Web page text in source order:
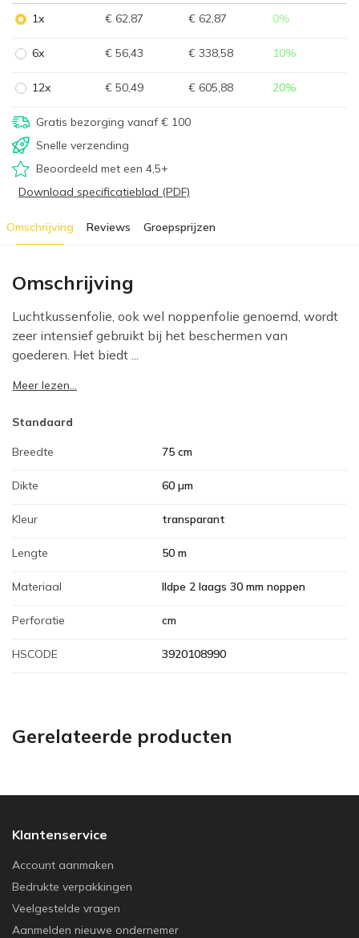
1x € 62,87 € 62,87 0%
6x € 56,43 € 338,58 10%
12x € 50,49 € 605,88 20%
Gratis bezorging vanaf € 100
Snelle verzending
Beoordeeld met een 4,5+
Download specificatieblad (PDF)
Omschrijving Reviews Groepsprijzen
Omschrijving
Luchtkussenfolie, ook wel noppenfolie genoemd, wordt
zeer intensief gebruikt bij het beschermen van
goederen. Het biedt ...
Meer lezen...
Standaard
Breedte 75 cm
Dikte 60 µm
Kleur transparant
Lengte 50 m
Materiaal lldpe 2 laags 30 mm noppen
Perforatie cm
HSCODE 3920108990
Gerelateerde producten
Klantenservice
Account aanmaken
Bedrukte verpakkingen
Veelgestelde vragen
Aanmelden nieuwe ondernemer